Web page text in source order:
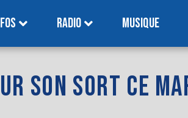
RADIO MUSIQUE
SON SORT CE